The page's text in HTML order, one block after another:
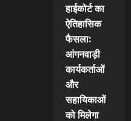
हाईकोर्ट का
ऐतिहासिक
फैसला:
आंगनवाड़ी
कार्यकर्ताओं
और
सहायिकाओं
को मिलेगा